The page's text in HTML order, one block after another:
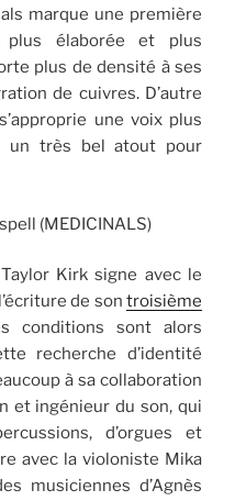
marque une première
élaborée et plus
plus de densité à ses
de cuivres. D’autre
une voix plus
un très bel atout pour
(MEDICINALS)
Kirk signe avec le
de sontroisième
conditions sont alors
recherche d’identité
à sa collaboration
et ingénieur du son, qui
d’orgues et
avec la violoniste Mika
musiciennes d’Agnès